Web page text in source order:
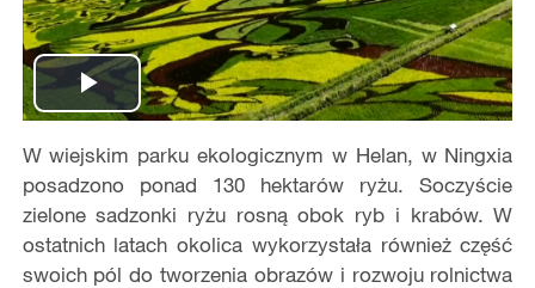
Play
Video
W wiejskim parku ekologicznym w Helan, w Ningxia
posadzono ponad 130 hektarów ryżu. Soczyście
zielone sadzonki ryżu rosną obok ryb i krabów. W
ostatnich latach okolica wykorzystała również część
swoich pól do tworzenia obrazów i rozwoju rolnictwa